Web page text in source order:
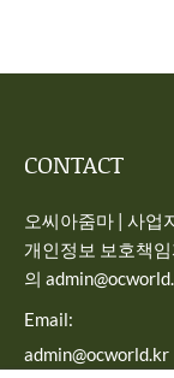
CONTACT
오씨아줌마 | 사업
개인정보 보호책
의
Email:
admin@ocworld.kr